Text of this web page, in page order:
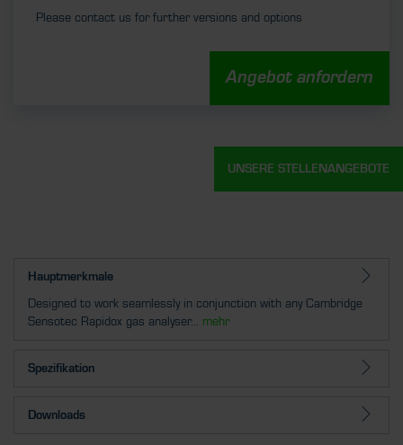
Please contact us for further versions and options
Angebot anfordern
Hauptmerkmale
Designed to work seamlessly in conjunction with any Cambridge
Sensotec Rapidox gas analyser... mehr
Spezifikation
Downloads
UNSERE STELLENANGEBOTE